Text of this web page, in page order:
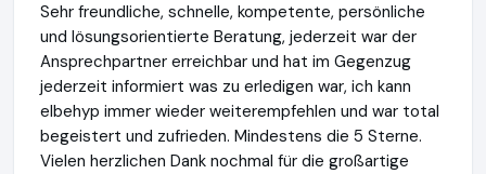
Sehr freundliche, schnelle, kompetente, persönliche
und lösungsorientierte Beratung, jederzeit war der
Ansprechpartner erreichbar und hat im Gegenzug
jederzeit informiert was zu erledigen war, ich kann
elbehyp immer wieder weiterempfehlen und war total
begeistert und zufrieden. Mindestens die 5 Sterne.
Vielen herzlichen Dank nochmal für die großartige